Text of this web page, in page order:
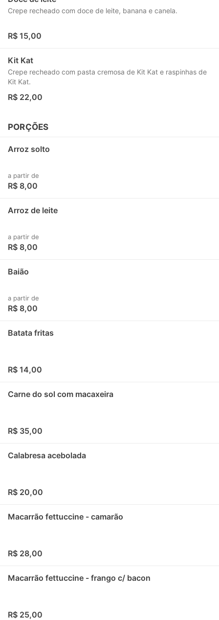
Crepe recheado com doce de leite, banana e canela.
R$ 15,00
Kit Kat
Crepe recheado com pasta cremosa de Kit Kat e raspinhas de
Kit Kat.
R$ 22,00
PORÇÕES
Arroz solto
a partir de
R$ 8,00
Arroz de leite
a partir de
R$ 8,00
Baião
a partir de
R$ 8,00
Batata fritas
R$ 14,00
Carne do sol com macaxeira
R$ 35,00
Calabresa acebolada
R$ 20,00
Macarrão fettuccine - camarão
R$ 28,00
Macarrão fettuccine - frango c/ bacon
R$ 25,00